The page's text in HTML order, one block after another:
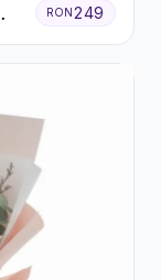
RON249